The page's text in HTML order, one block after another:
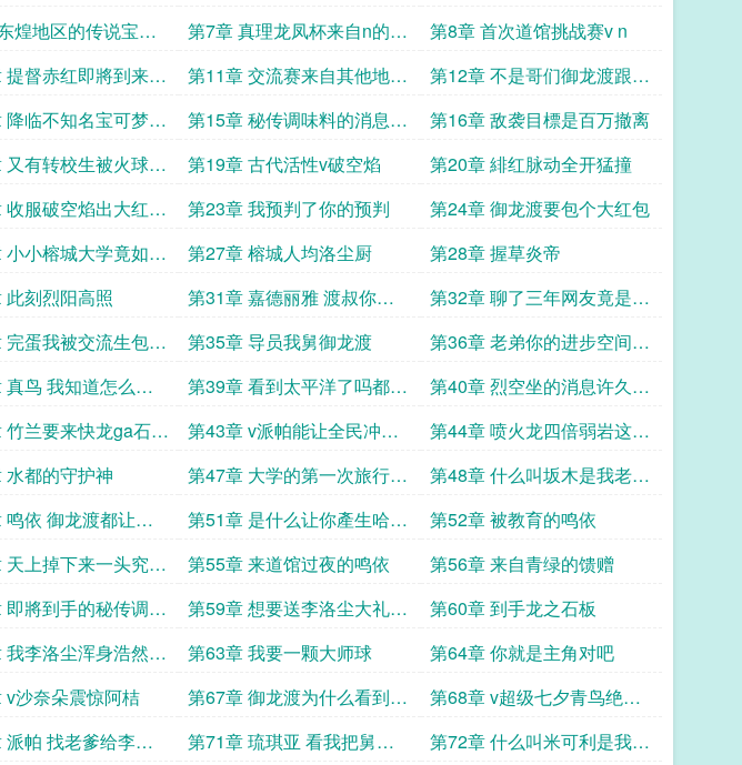
顿
王故勒顿
包吃包住
煌地区的传说宝可
第7章 真理龙凤杯来自n的对
战申请
第8章 首次道馆挑战赛v n
提督赤红即將到来的
第11章 交流赛来自其他地区
的冠军种子
第12章 不是哥们御龙渡跟你
是互关啊
降临不知名宝可梦身
第15章 秘传调味料的消息神
秘三角龙宝可梦
第16章 敌袭目標是百万撤离
又有转校生被火球追
第19章 古代活性v破空焰
第20章 緋红脉动全开猛撞
收服破空焰出大红了
化石
第23章 我预判了你的预判
第24章 御龙渡要包个大红包
小小榕城大学竟如此
第27章 榕城人均洛尘厨
第28章 握草炎帝
此刻烈阳高照
第31章 嘉德丽雅 渡叔你把
谁推给我了
第32章 聊了三年网友竟是我
的未婚妻
完蛋我被交流生包围
第35章 导员我舅御龙渡
第36章 老弟你的进步空间很
大
真鸟 我知道怎么詔
进火箭队了
第39章 看到太平洋了吗都我
放的水
第40章 烈空坐的消息许久不
见的暴鲤龙
竹兰要来快龙ga石的
第43章 v派帕能让全民冲渡
的宝可梦
第44章 喷火龙四倍弱岩这波
优势在我
水都的守护神
第47章 大学的第一次旅行计
划发私信的彩虹集团
第48章 什么叫坂木是我老爹
的至交好友
鸣依 御龙渡都让这
学了啥
第51章 是什么让你產生哈克
龙只会打雷的错觉
第52章 被教育的鸣依
天上掉下来一头究极
第55章 来道馆过夜的鸣依
第56章 来自青绿的馈赠
即將到手的秘传调味
发牢骚的派帕
第59章 想要送李洛尘大礼的
弗图
第60章 到手龙之石板
我李洛尘浑身浩然正
事的人吗
第63章 我要一颗大师球
第64章 你就是主角对吧
v沙奈朵震惊阿桔
第67章 御龙渡为什么看到飞
行系招式你就出来了呢
第68章 v超级七夕青鸟绝对
优势
派帕 找老爹给李洛
第71章 琉琪亚 看我把舅舅
第72章 什么叫米可利是我妈